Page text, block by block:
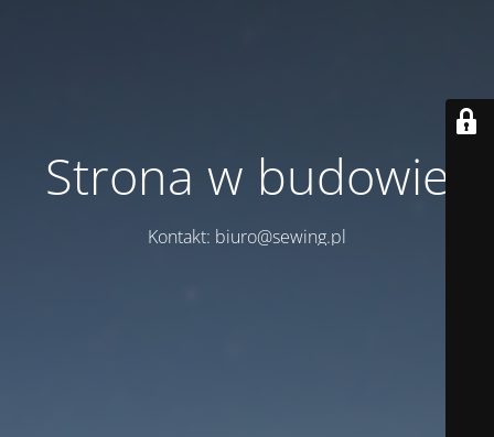
Strona w budowie
Kontakt: biuro@sewing.pl